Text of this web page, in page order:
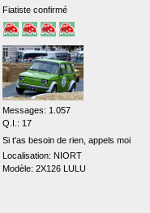
Fiatiste confirmé
Messages: 1.057
Q.I.: 17
Si t'as besoin de rien, appels moi
Localisation: NIORT
Modèle: 2X126 LULU